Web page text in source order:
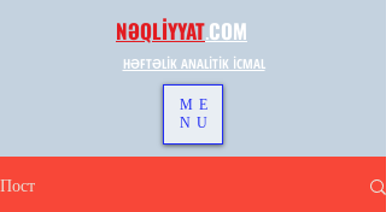
NƏQLİYYAT.COM
HƏFTƏLİK ANALİTİK İCMAL
ME
NU
Пост